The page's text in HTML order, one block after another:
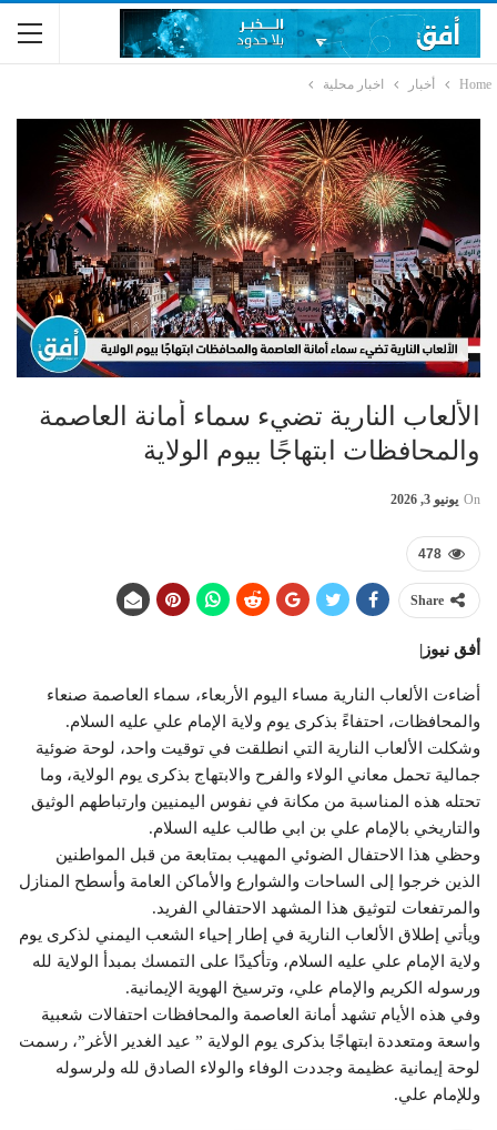
Home أخبار اخبار محلية
الألعاب النارية تضيء سماء أمانة العاصمة
والمحافظات ابتهاجًا بيوم الولاية
On يونيو 3, 2026
478
Share
أفق نيوز|
أضاءت الألعاب النارية مساء اليوم الأربعاء، سماء العاصمة صنعاء
والمحافظات، احتفاءً بذكرى يوم ولاية الإمام علي عليه السلام.
وشكلت الألعاب النارية التي انطلقت في توقيت واحد، لوحة ضوئية
جمالية تحمل معاني الولاء والفرح والابتهاج بذكرى يوم الولاية، وما
تحتله هذه المناسبة من مكانة في نفوس اليمنيين وارتباطهم الوثيق
والتاريخي بالإمام علي بن ابي طالب عليه السلام.
وحظي هذا الاحتفال الضوئي المهيب بمتابعة من قبل المواطنين
الذين خرجوا إلى الساحات والشوارع والأماكن العامة وأسطح المنازل
والمرتفعات لتوثيق هذا المشهد الاحتفالي الفريد.
ويأتي إطلاق الألعاب النارية في إطار إحياء الشعب اليمني لذكرى يوم
ولاية الإمام علي عليه السلام، وتأكيدًا على التمسك بمبدأ الولاية لله
ورسوله الكريم والإمام علي، وترسيخ الهوية الإيمانية.
وفي هذه الأيام تشهد أمانة العاصمة والمحافظات احتفالات شعبية
واسعة ومتعددة ابتهاجًا بذكرى يوم الولاية ” عيد الغدير الأغر”، رسمت
لوحة إيمانية عظيمة وجددت الوفاء والولاء الصادق لله ولرسوله
وللإمام علي.